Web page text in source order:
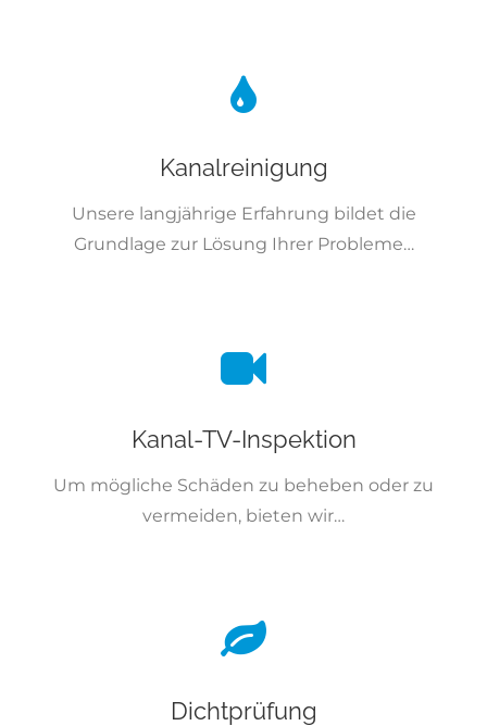
Kanalreinigung
Unsere langjährige Erfahrung bildet die
Grundlage zur Lösung Ihrer Probleme…
Kanal-TV-Inspektion
Um mögliche Schäden zu beheben oder zu
vermeiden, bieten wir…
Dichtprüfung